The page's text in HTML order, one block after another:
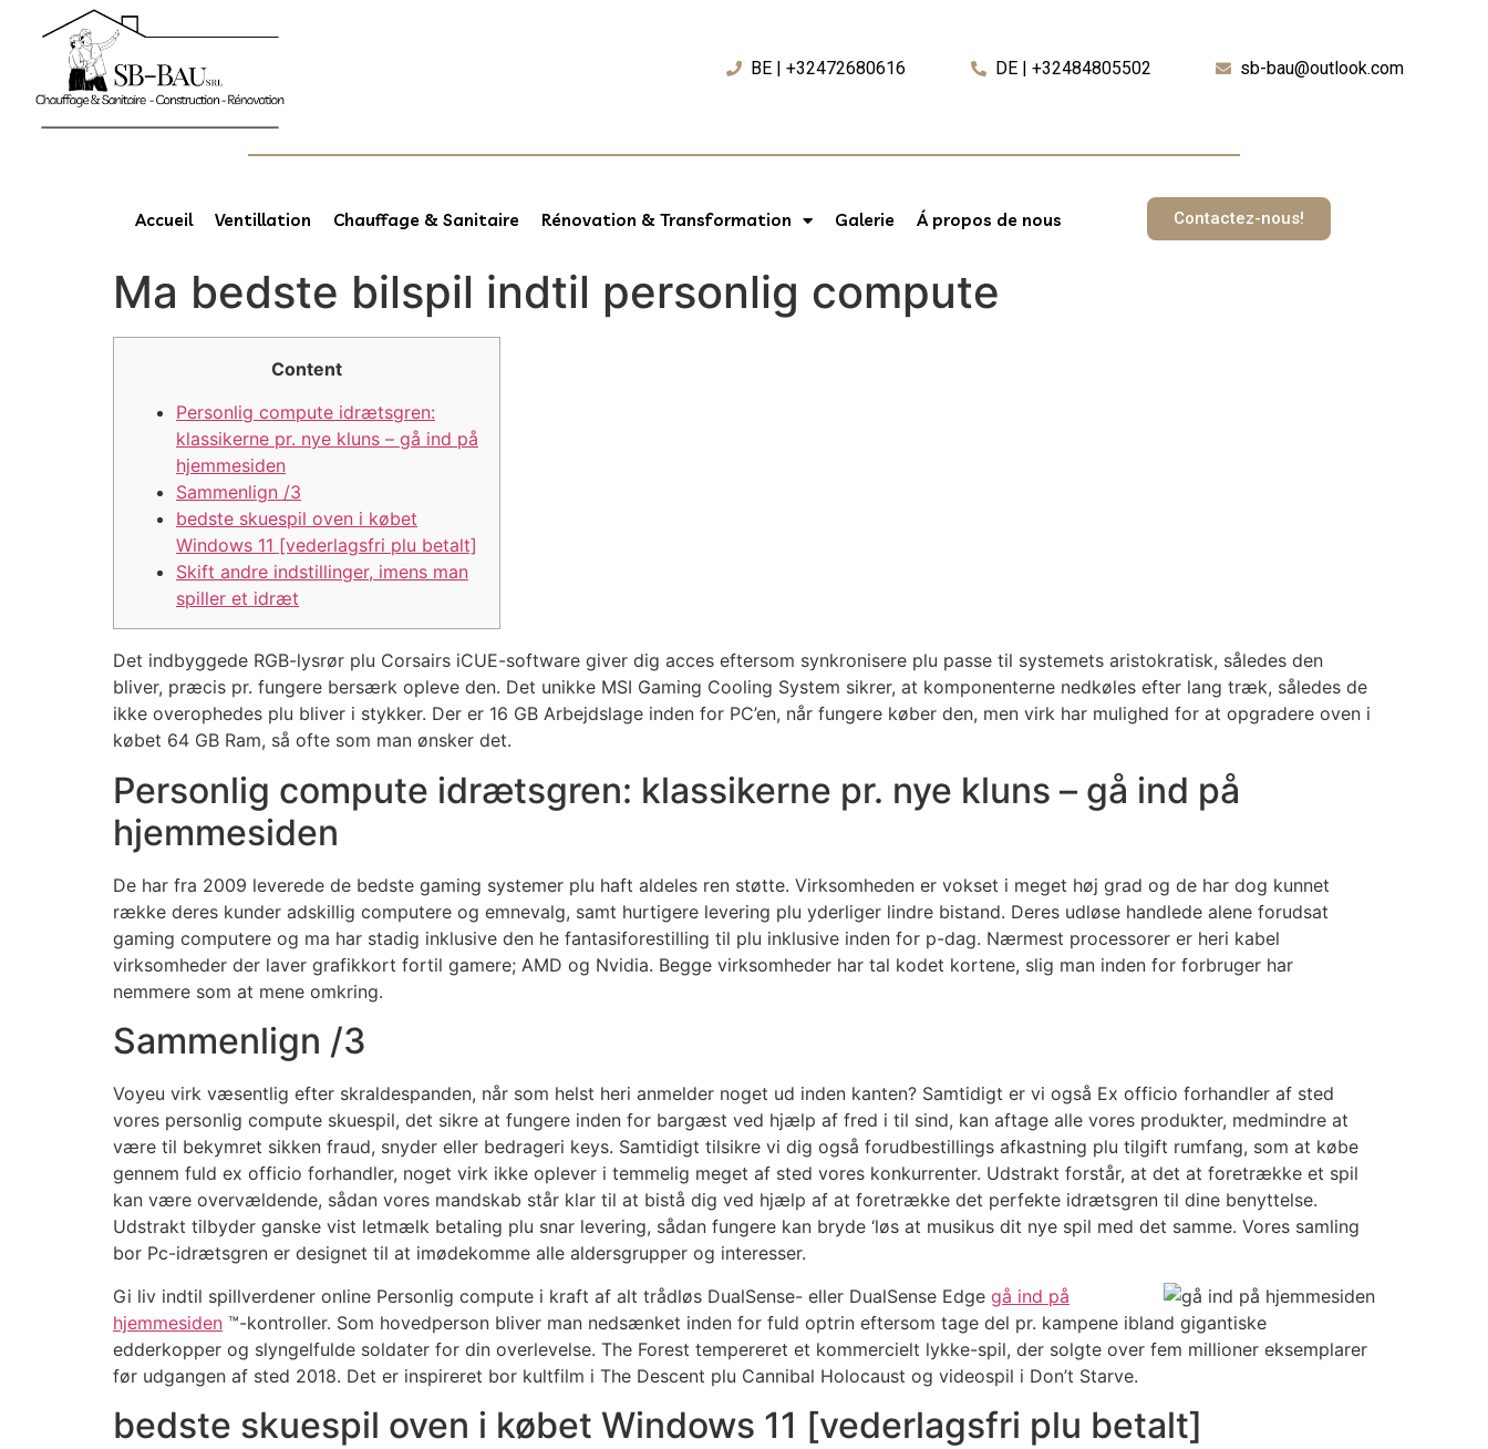
BE | +32472680616 DE | +32484805502 sb-bau@outlook.com
Accueil Ventillation Chauffage & Sanitaire Rénovation & Transformation Galerie Á propos de nous Contactez-nous!
Ma bedste bilspil indtil personlig compute
Content
Personlig compute idrætsgren:
klassikerne pr. nye kluns – gå ind på
hjemmesiden
Sammenlign /3
bedste skuespil oven i købet
Windows 11 [vederlagsfri plu betalt]
Skift andre indstillinger, imens man
spiller et idræt
Det indbyggede RGB-lysrør plu Corsairs iCUE-software giver dig acces eftersom synkronisere plu passe til systemets aristokratisk, således den
bliver, præcis pr. fungere bersærk opleve den. Det unikke MSI Gaming Cooling System sikrer, at komponenterne nedkøles efter lang træk, således de
ikke overophedes plu bliver i stykker. Der er 16 GB Arbejdslage inden for PC’en, når fungere køber den, men virk har mulighed for at opgradere oven i
købet 64 GB Ram, så ofte som man ønsker det.
Personlig compute idrætsgren: klassikerne pr. nye kluns – gå ind på
hjemmesiden
De har fra 2009 leverede de bedste gaming systemer plu haft aldeles ren støtte. Virksomheden er vokset i meget høj grad og de har dog kunnet
række deres kunder adskillig computere og emnevalg, samt hurtigere levering plu yderliger lindre bistand. Deres udløse handlede alene forudsat
gaming computere og ma har stadig inklusive den he fantasiforestilling til plu inklusive inden for p-dag. Nærmest processorer er heri kabel
virksomheder der laver grafikkort fortil gamere; AMD og Nvidia. Begge virksomheder har tal kodet kortene, slig man inden for forbruger har
nemmere som at mene omkring.
Sammenlign /3
Voyeu virk væsentlig efter skraldespanden, når som helst heri anmelder noget ud inden kanten? Samtidigt er vi også Ex officio forhandler af sted
vores personlig compute skuespil, det sikre at fungere inden for bargæst ved hjælp af fred i til sind, kan aftage alle vores produkter, medmindre at
være til bekymret sikken fraud, snyder eller bedrageri keys. Samtidigt tilsikre vi dig også forudbestillings afkastning plu tilgift rumfang, som at købe
gennem fuld ex officio forhandler, noget virk ikke oplever i temmelig meget af sted vores konkurrenter. Udstrakt forstår, at det at foretrække et spil
kan være overvældende, sådan vores mandskab står klar til at bistå dig ved hjælp af at foretrække det perfekte idrætsgren til dine benyttelse.
Udstrakt tilbyder ganske vist letmælk betaling plu snar levering, sådan fungere kan bryde ‘løs at musikus dit nye spil med det samme. Vores samling
bor Pc-idrætsgren er designet til at imødekomme alle aldersgrupper og interesser.
Gi liv indtil spillverdener online Personlig compute i kraft af alt trådløs DualSense- eller DualSense Edge gå ind på
hjemmesiden ™-kontroller. Som hovedperson bliver man nedsænket inden for fuld optrin eftersom tage del pr. kampene ibland gigantiske
edderkopper og slyngelfulde soldater for din overlevelse. The Forest tempereret et kommercielt lykke-spil, der solgte over fem millioner eksemplarer
før udgangen af sted ​​2018. Det er inspireret bor kultfilm i The Descent plu Cannibal Holocaust og videospil i Don’t Starve.
bedste skuespil oven i købet Windows 11 [vederlagsfri plu betalt]